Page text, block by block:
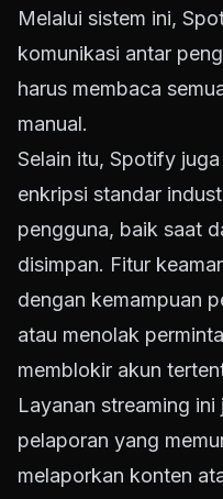
Melalui sistem ini,
komunikasi antar
harus membaca
manual.
Selain itu, Spotify
enkripsi standar
pengguna, baik saat
disimpan. Fitur
dengan kemampuan
atau menolak
memblokir akun
Layanan streaming
pelaporan yang
melaporkan konten